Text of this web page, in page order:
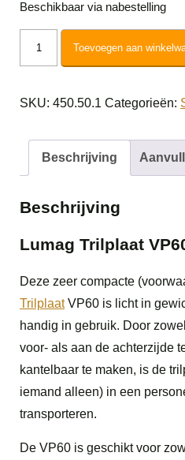
Beschikbaar via nabestelling
Trilplaat
aantal
Toevoegen aan
SKU: 450.50.1 Categorieën:
Beschrijving
Beschrijving
Lumag Trilplaat
Deze zeer compacte
TrilplaatVP60 is licht in
handig in gebruik. Door
voor- als aan de achterzijde
kantelbaar te maken, is de
iemand alleen) in een
transporteren.
De VP60 is geschikt voor